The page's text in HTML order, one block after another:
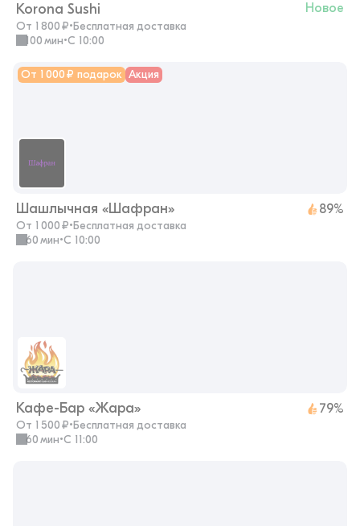
Korona Sushi Новое
От 1 800 ₽•Бесплатная доставка
100 мин• с 10:00
От 1 000 ₽ подарок Акция
Шашлычная «Шафран» 89%
От 1 000 ₽•Бесплатная доставка
60 мин• с 10:00
Кафе-Бар «Жара» 79%
От 1 500 ₽•Бесплатная доставка
60 мин• с 11:00